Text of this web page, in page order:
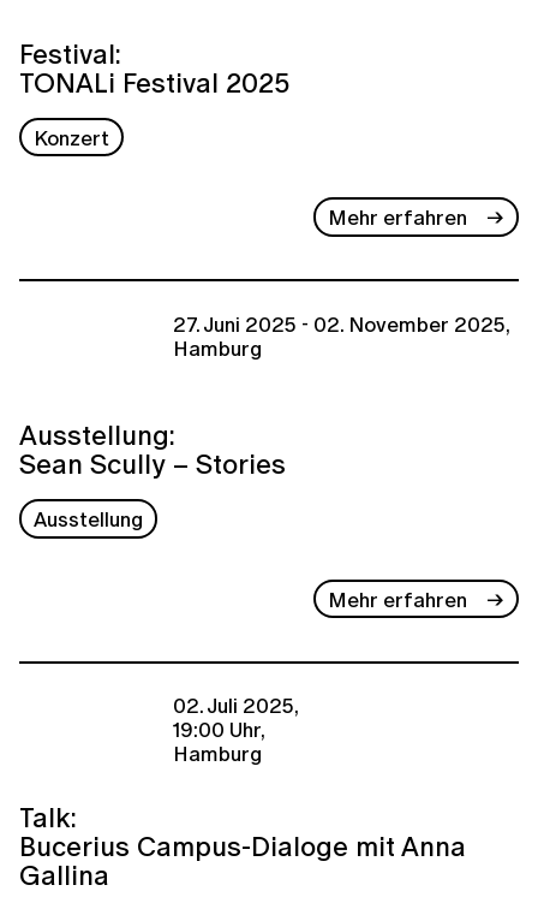
Festival:
TONALi Festival 2025
Konzert
Mehr erfahren
27. Juni 2025 - 02. November 2025,
Hamburg
Ausstellung:
Sean Scully – Stories
Ausstellung
Mehr erfahren
02. Juli 2025,
19:00 Uhr,
Hamburg
Talk:
Bucerius Campus-Dialoge mit Anna
Gallina